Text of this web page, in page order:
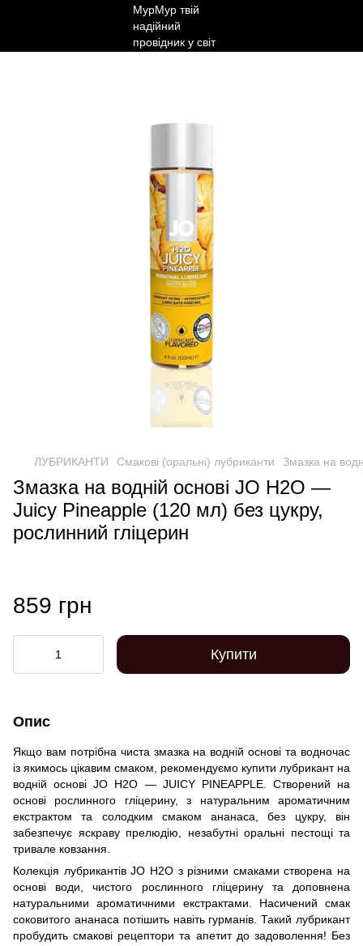
ЛУБРИКАНТИ Смакові (оральні) лубриканти Змазка на
Змазка на водній основі JO H2O —
Juicy Pineapple (120 мл) без цукру,
рослинний гліцерин
859 грн
Купити
Опис
Якщо вам потрібна чиста змазка на водній основі та водночас
із якимось цікавим смаком, рекомендуємо купити лубрикант на
водній основі JO H2O — JUICY PINEAPPLE. Створений на
основі рослинного гліцерину, з натуральним ароматичним
екстрактом та солодким смаком ананаса, без цукру, він
забезпечує яскраву прелюдію, незабутні оральні пестощі та
тривале ковзання.
Колекція лубрикантів JO H2O з різними смаками створена на
основі води, чистого рослинного гліцерину та доповнена
натуральними ароматичними екстрактами. Насичений смак
соковитого ананаса потішить навіть гурманів. Такий лубрикант
пробудить смакові рецептори та апетит до задоволення! Без